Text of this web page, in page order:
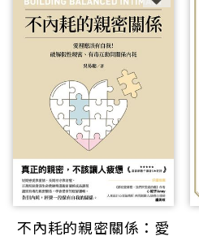
不內耗的親密關係：愛